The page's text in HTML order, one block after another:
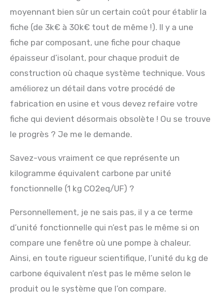
moyennant bien sûr un certain coût pour établir la
fiche (de 3k€ à 30k€ tout de même !). Il y a une
fiche par composant, une fiche pour chaque
épaisseur d’isolant, pour chaque produit de
construction où chaque système technique. Vous
améliorez un détail dans votre procédé de
fabrication en usine et vous devez refaire votre
fiche qui devient désormais obsolète ! Ou se trouve
le progrès ? Je me le demande.
Savez-vous vraiment ce que représente un
kilogramme équivalent carbone par unité
fonctionnelle (1 kg CO2eq/UF) ?
Personnellement, je ne sais pas, il y a ce terme
d’unité fonctionnelle qui n’est pas le même si on
compare une fenêtre où une pompe à chaleur.
Ainsi, en toute rigueur scientifique, l’unité du kg de
carbone équivalent n’est pas le même selon le
produit ou le système que l’on compare.